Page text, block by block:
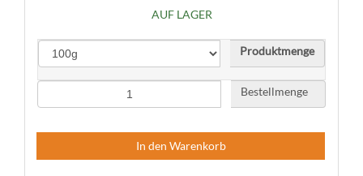
AUF LAGER
Produktmenge
Bestellmenge
In den Warenkorb